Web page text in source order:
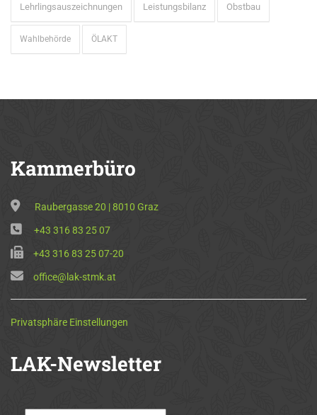
Lehrlingsauszeichnungen Leistungsbilanz Obstbau
Wahlbehörde ÖLAKT
Kammerbüro
Raubergasse 20 | 8010 Graz
+43 316 83 25 07
+43 316 83 25 07-20
office@lak-stmk.at
Privatsphäre Einstellungen
LAK-Newsletter